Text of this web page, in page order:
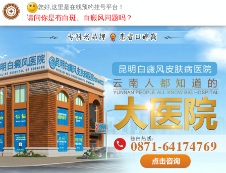
昆明白癜风医院
您好,这里是在线预约挂号平台！
请问你是有白斑、白癜风问题吗？